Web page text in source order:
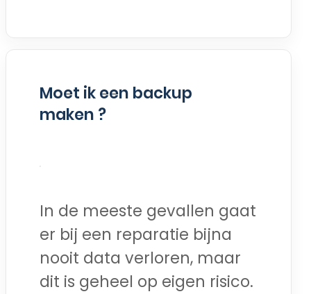
Moet ik een backup
maken ?
In de meeste gevallen gaat
er bij een reparatie bijna
nooit data verloren, maar
dit is geheel op eigen risico.